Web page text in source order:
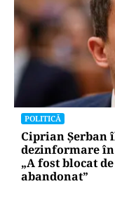
POLITICĂ
Ciprian Șerban
dezinformare
„A fost blocat
abandonat”